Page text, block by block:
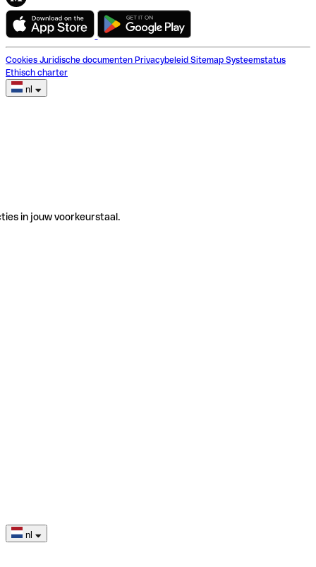
Cookies Juridische documenten Privacybeleid Sitemap Systeemstatus
Ethisch charter
nl
in jouw voorkeurstaal.
nl